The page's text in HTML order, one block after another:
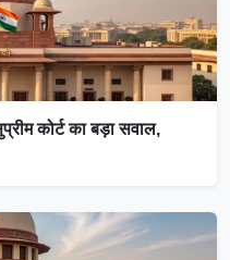
कोर्ट का बड़ा सवाल,